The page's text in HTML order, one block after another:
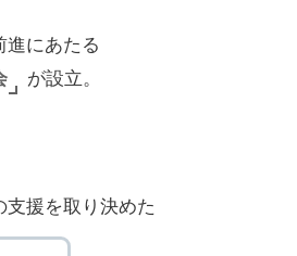
進にあたる
が設立。
援を取り決めた